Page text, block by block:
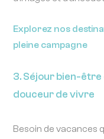
Explorez nos
pleine campagne
3. Séjour bien-
douceur de vivre
Besoin de vacances